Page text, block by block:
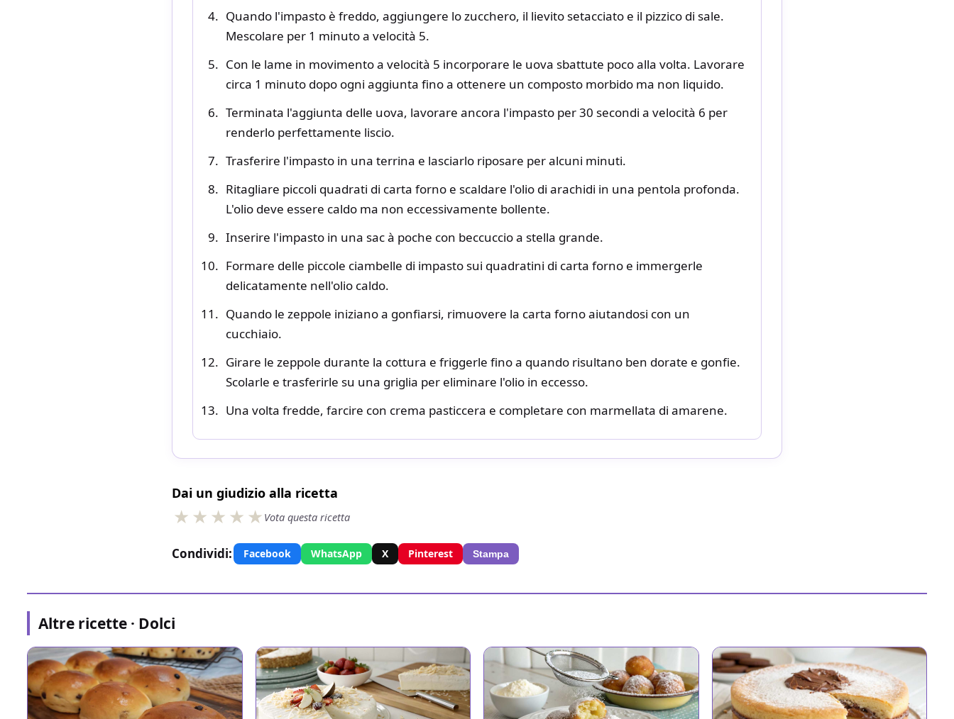
Quando l'impasto è freddo, aggiungere lo zucchero, il lievito setacciato e il pizzico di sale.
Mescolare per 1 minuto a velocità 5.
Con le lame in movimento a velocità 5 incorporare le uova sbattute poco alla volta. Lavorare
circa 1 minuto dopo ogni aggiunta fino a ottenere un composto morbido ma non liquido.
Terminata l'aggiunta delle uova, lavorare ancora l'impasto per 30 secondi a velocità 6 per
renderlo perfettamente liscio.
Trasferire l'impasto in una terrina e lasciarlo riposare per alcuni minuti.
Ritagliare piccoli quadrati di carta forno e scaldare l'olio di arachidi in una pentola profonda.
L'olio deve essere caldo ma non eccessivamente bollente.
Inserire l'impasto in una sac à poche con beccuccio a stella grande.
Formare delle piccole ciambelle di impasto sui quadratini di carta forno e immergerle
delicatamente nell'olio caldo.
Quando le zeppole iniziano a gonfiarsi, rimuovere la carta forno aiutandosi con un
cucchiaio.
Girare le zeppole durante la cottura e friggerle fino a quando risultano ben dorate e gonfie.
Scolarle e trasferirle su una griglia per eliminare l'olio in eccesso.
Una volta fredde, farcire con crema pasticcera e completare con marmellata di amarene.
Dai un giudizio alla ricetta
Vota questa ricetta
Condividi: Facebook WhatsApp X Pinterest Stampa
Altre ricette · Dolci